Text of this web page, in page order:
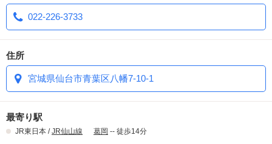
022-226-3733
住所
宮城県仙台市青葉区八幡7-10-1
最寄り駅
JR東日本 /JR仙山線 葛岡 -- 徒歩14分